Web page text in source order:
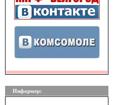
Информер: